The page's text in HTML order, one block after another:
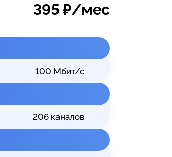
395 ₽/мес
100 Мбит/с
206 каналов